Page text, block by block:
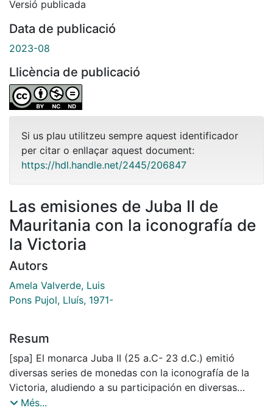
Versió publicada
Data de publicació
2023-08
Llicència de publicació
Si us plau utilitzeu sempre aquest identificador
per citar o enllaçar aquest document:
https://hdl.handle.net/2445/206847
Las emisiones de Juba II de
Mauritania con la iconografía de
la Victoria
Autors
Amela Valverde, Luis
Pons Pujol, Lluís, 1971-
Resum
[spa] El monarca Juba II (25 a.C- 23 d.C.) emitió
diversas series de monedas con la iconografía de la
Victoria, aludiendo a su participación en diversas
campañas militares. Analizamos y estudiamos estos
Més...